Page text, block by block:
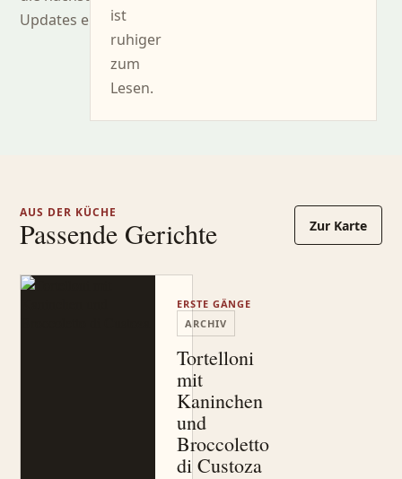
Updates erhalten.
ist
ruhiger
zum
Lesen.
AUS DER KÜCHE
Passende Gerichte Zur Karte
ERSTE GÄNGE
ARCHIV
Tortelloni
mit
Kaninchen
und
Broccoletto
di Custoza